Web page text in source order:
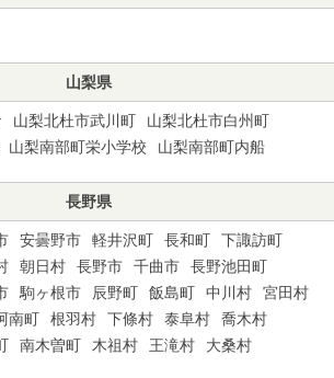
山梨県
山梨北杜市武川町
山梨北杜市白州町
山梨南部町栄小学校 山梨南部町内船
長野県
安曇野市 軽井沢町 長和町
下諏訪町
朝日村 長野市 千曲市
長野池田町
駒ヶ根市 辰野町 飯島町 中川村
宮田村
南町 根羽村 下條村 泰阜村
喬木村
南木曽町 木祖村 王滝村 大桑村